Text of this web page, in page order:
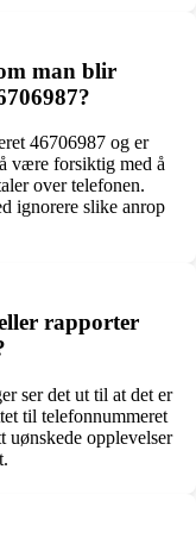
man blir
46706987 og er
være forsiktig med å
over telefonen.
ignorere slike anrop
rapporter
ser det ut til at det er
til telefonnummeret
uønskede opplevelser